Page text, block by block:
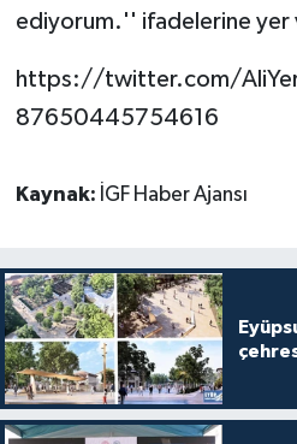
ediyorum.'' ifadelerine yer
https://twitter.com/
87650445754616
Kaynak: İGF Haber Ajansı